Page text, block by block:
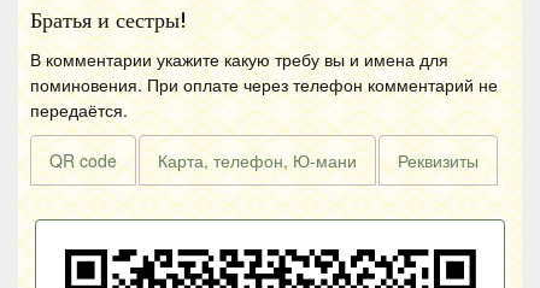
Братья и сестры!
В комментарии укажите какую требу вы и имена для
поминовения. При оплате через телефон комментарий не
передаётся.
QR code Карта, телефон, Ю-мани Реквизиты